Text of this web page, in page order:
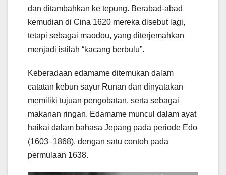
dan ditambahkan ke tepung. Berabad-abad
kemudian di Cina 1620 mereka disebut lagi,
tetapi sebagai maodou, yang diterjemahkan
menjadi istilah “kacang berbulu”.
Keberadaan edamame ditemukan dalam
catatan kebun sayur Runan dan dinyatakan
memiliki tujuan pengobatan, serta sebagai
makanan ringan. Edamame muncul dalam ayat
haikai dalam bahasa Jepang pada periode Edo
(1603–1868), dengan satu contoh pada
permulaan 1638.